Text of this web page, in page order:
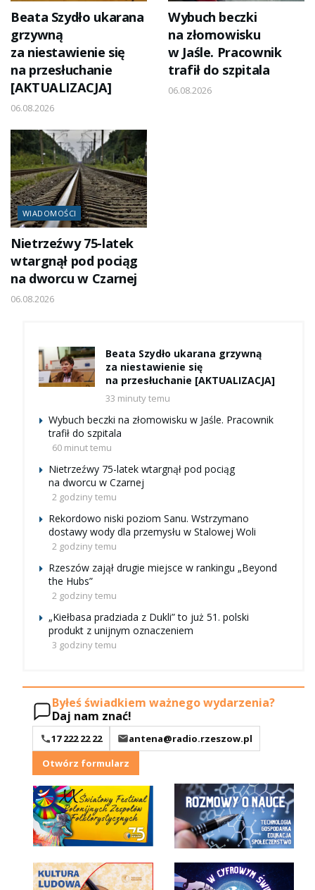
Beata Szydło ukarana
grzywną
za niestawienie się
na przesłuchanie
[AKTUALIZACJA]
06.08.2026
Wybuch beczki
na złomowisku
w Jaśle. Pracownik
trafił do szpitala
06.08.2026
WIADOMOŚCI
Nietrzeźwy 75-latek
wtargnął pod pociąg
na dworcu w Czarnej
06.08.2026
Beata Szydło ukarana grzywną
za niestawienie się
na przesłuchanie [AKTUALIZACJA]
33 minuty temu
Wybuch beczki na złomowisku w Jaśle. Pracownik
trafił do szpitala
60 minut temu
Nietrzeźwy 75-latek wtargnął pod pociąg
na dworcu w Czarnej
2 godziny temu
Rekordowo niski poziom Sanu. Wstrzymano
dostawy wody dla przemysłu w Stalowej Woli
2 godziny temu
Rzeszów zajął drugie miejsce w rankingu „Beyond
the Hubs”
2 godziny temu
„Kiełbasa pradziada z Dukli” to już 51. polski
produkt z unijnym oznaczeniem
3 godziny temu
Byłeś świadkiem ważnego wydarzenia?
Daj nam znać!
17 222 22 22
antena@radio.rzeszow.pl
Otwórz formularz